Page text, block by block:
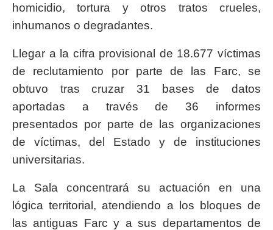
homicidio, tortura y otros tratos crueles,
inhumanos o degradantes.
Llegar a la cifra provisional de 18.677 víctimas
de reclutamiento por parte de las Farc, se
obtuvo tras cruzar 31 bases de datos
aportadas a través de 36 informes
presentados por parte de las organizaciones
de víctimas, del Estado y de instituciones
universitarias.
La Sala concentrará su actuación en una
lógica territorial, atendiendo a los bloques de
las antiguas Farc y a sus departamentos de